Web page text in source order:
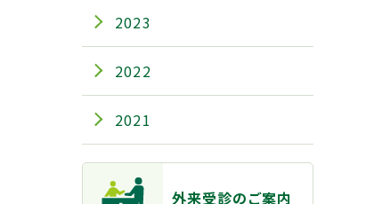
2023
2022
2021
主なメニュー
外来受診のご案内